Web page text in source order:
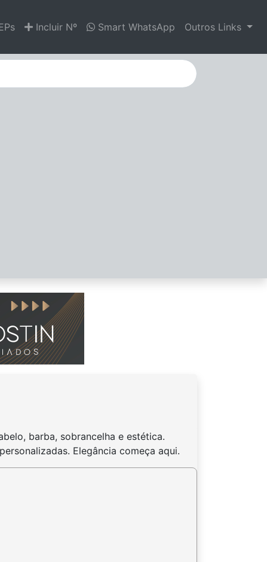
Incluir Nº Smart WhatsApp Outros Links
barba, sobrancelha e estética.
Elegância começa aqui.